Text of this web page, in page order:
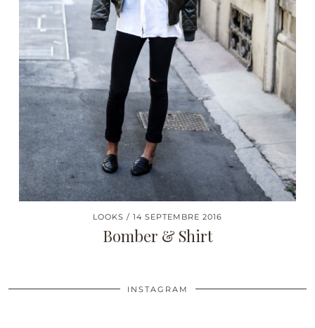
LOOKS 14 SEPTEMBRE 2016
Bomber & Shirt
INSTAGRAM